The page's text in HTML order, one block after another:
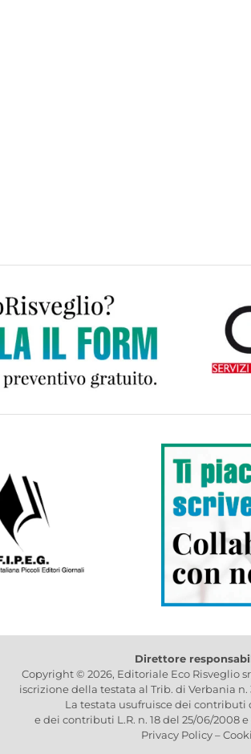
Direttore
Copyright © 2026, Editoriale Eco Risveglio
iscrizione della testata al Trib. di Verbania n.
La testata usufruisce dei contributi
e dei contributi L.R. n. 18 del 25/06/2008
Privacy Policy–